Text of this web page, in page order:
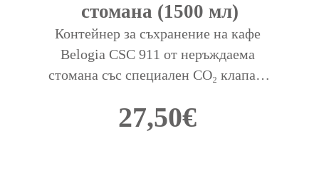
стомана (1500 мл)
Контейнер за съхранение на кафе
Belogia CSC 911 от неръждаема
стомана със специален CO₂ клапан,
съхранява напълно неговите аромати
27,50€